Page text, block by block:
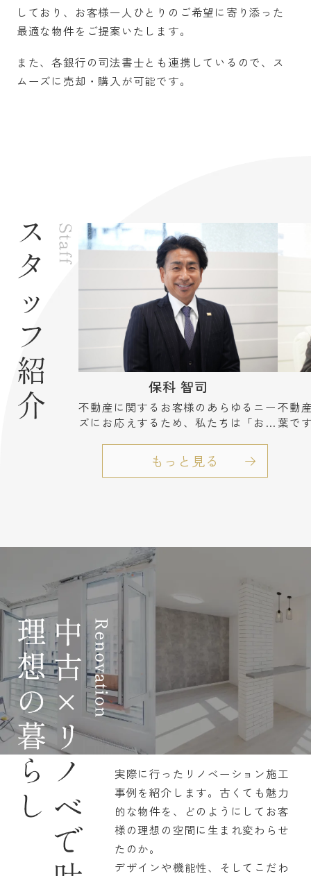
しており、お客様一人ひとりのご希望に寄り添った
最適な物件をご提案いたします。
また、各銀行の司法書士とも連携しているので、ス
ムーズに売却・購入が可能です。
保科 智司
不動産に関するお客様のあらゆるニー
ズにお応えするため、私たちは「お客
特にフルリフォーム物件においては、
細部にまでこだわった「さらに磨きを
ョナルが、最適な不動産とリフォーム
プランをご提案し、安心と信頼のパー
トナーとしてお客様の未来をサポート
いたします。
【写真2枚目】
54歳でピアノを始め（初心者）、毎朝
毎晩練習し、発表会にも出ています。
【写真3枚目】
生け花は週２回楽しんでいます。(草
月流1級師範)
不動
葉で
はり
建売
がで
すい
べて
いよ
また
あり
とい
けば
見て
時に
金を
えら
て、
もっと見る
実際に行ったリノベーション施工
事例を紹介します。古くても魅力
的な物件を、どのようにしてお客
様の理想の空間に生まれ変わらせ
たのか。
デザインや機能性、そしてこだわ